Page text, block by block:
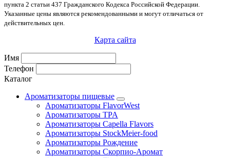
пункта 2 статьи 437 Гражданского Кодекса Российской Федерации.
Указанные цены являются рекомендованными и могут отличаться от
действительных цен.
Карта сайта
Имя
Телефон
Каталог
Ароматизаторы пищевые
Ароматизаторы FlavorWest
Ароматизаторы TPA
Ароматизаторы Capella Flavors
Ароматизаторы StockMeier-food
Ароматизаторы Рождение
Ароматизаторы Скорпио-Аромат